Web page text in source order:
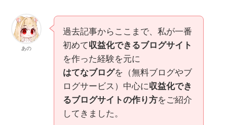
あの
過去記事からここまで、私が一番
初めて収益化できるブログサイト
を作った経験を元に
はてなブログを（無料ブログやブ
ログサービス）中心に収益化でき
るブログサイトの作り方をご紹介
してきました。